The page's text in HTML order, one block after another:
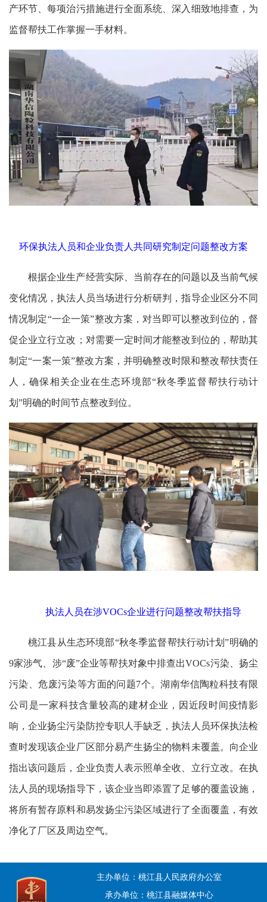
产环节、每项治污措施进行全面系统、深入细致地排查，为
监督帮扶工作掌握一手材料。
环保执法人员和企业负责人共同研究制定问题整改方案
根据企业生产经营实际、当前存在的问题以及当前气候
变化情况，执法人员当场进行分析研判，指导企业区分不同
情况制定“一企一策”整改方案，对当即可以整改到位的，督
促企业立行立改；对需要一定时间才能整改到位的，帮助其
制定“一案一策”整改方案，并明确整改时限和整改帮扶责任
人，确保相关企业在生态环境部“秋冬季监督帮扶行动计
划”明确的时间节点整改到位。
执法人员在涉VOCs企业进行问题整改帮扶指导
桃江县从生态环境部“秋冬季监督帮扶行动计划”明确的
9家涉气、涉“废”企业等帮扶对象中排查出VOCs污染、扬尘
污染、危废污染等方面的问题7个。湖南华信陶粒科技有限
公司是一家科技含量较高的建材企业，因近段时间疫情影
响，企业扬尘污染防控专职人手缺乏，执法人员环保执法检
查时发现该企业厂区部分易产生扬尘的物料未覆盖。向企业
指出该问题后，企业负责人表示照单全收、立行立改。在执
法人员的现场指导下，该企业当即添置了足够的覆盖设施，
将所有暂存原料和易发扬尘污染区域进行了全面覆盖，有效
净化了厂区及周边空气。
主办单位：桃江县人民政府办公室
承办单位：桃江县融媒体中心